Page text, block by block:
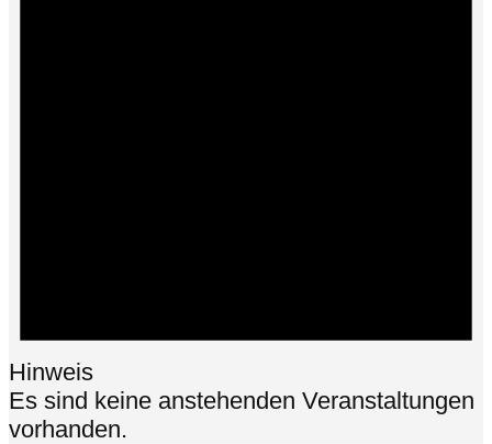
Hinweis
Es sind keine anstehenden Veranstaltungen
vorhanden.